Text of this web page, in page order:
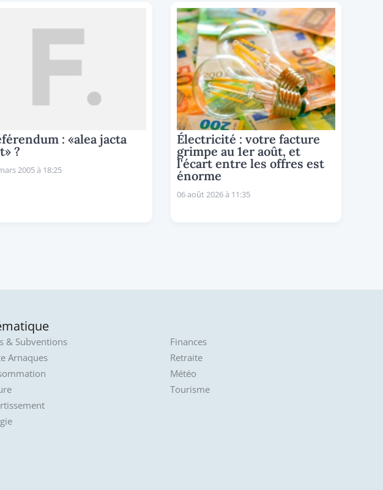
: «alea jacta
?
2005 à 18:25
Électricité : votre facture
grimpe au 1er août, et
l'écart entre les offres est
énorme
06 août 2026 à 11:35
& Subventions
Arnaques
Finances
Retraite
Météo
Tourisme